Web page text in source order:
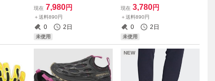
リック
GA
ー
ユニティ 27.5cm 定価15400
円 ホワイト/シルバー 白 AIR
FORCE 1 LOW UNITY スニ
ーカー
現在 7,980円
＋送料890円
0 2日
未使用
リエンス ラン 12 ブラック/ブ
ルー 黒 青 26cm FLEX EXPE
RIENCE RN 12 ランニング
トレーニング
現在 3,780円
＋送料890円
0 2日
未使用
NEW